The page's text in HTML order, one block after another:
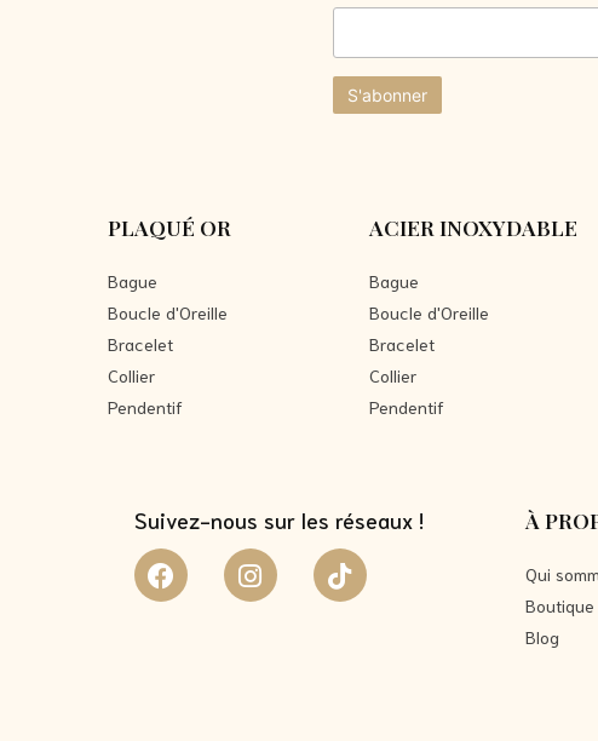
PLAQUÉ OR
Bague
Boucle d'Oreille
Bracelet
Collier
Pendentif
ACIER INOXYDABLE
Bague
Boucle d'Oreille
Bracelet
Collier
Pendentif
Suivez-nous sur les réseaux ! À
Qui
Boutique
Blog